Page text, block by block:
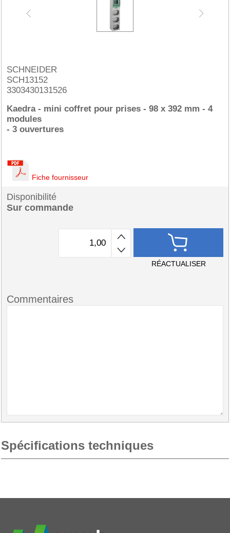
SCHNEIDER
SCH13152
3303430131526
Kaedra - mini coffret pour prises - 98 x 392 mm - 4
modules
- 3 ouvertures
Fiche fournisseur
Disponibilité
Sur commande
RÉACTUALISER
Commentaires
Spécifications techniques